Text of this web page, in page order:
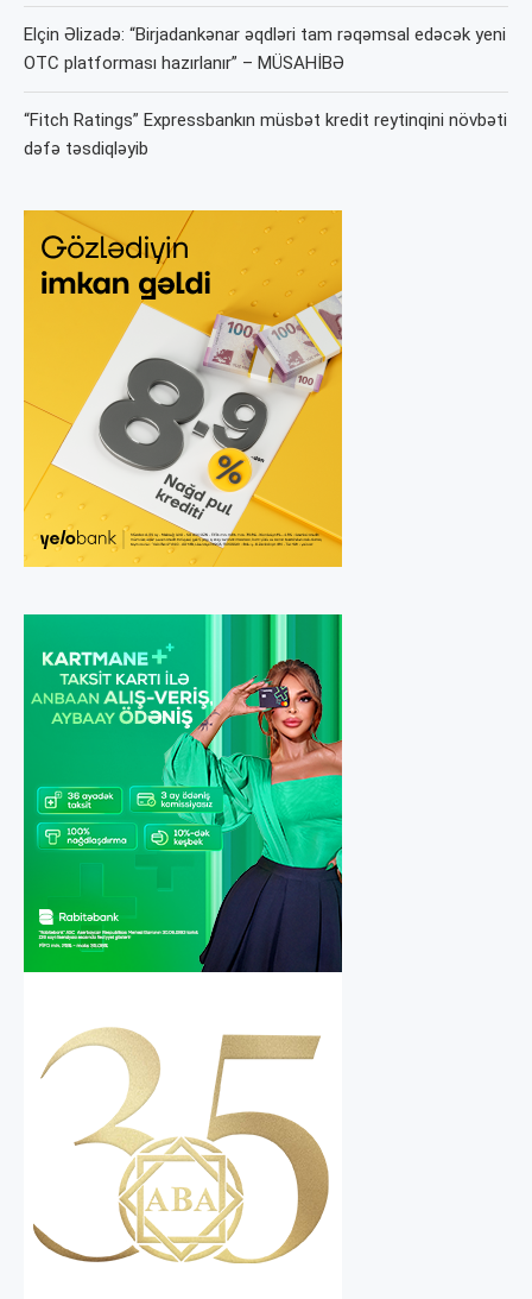
Elçin Əlizadə: “Birjadankənar əqdləri tam rəqəmsal edəcək yeni
OTC platforması hazırlanır” – MÜSAHİBƏ
“Fitch Ratings” Expressbankın müsbət kredit reytinqini növbəti
dəfə təsdiqləyib